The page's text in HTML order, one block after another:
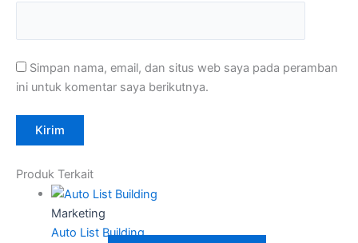
Simpan nama, email, dan situs web saya pada peramban
ini untuk komentar saya berikutnya.
Produk Terkait
Marketing
Auto List Building